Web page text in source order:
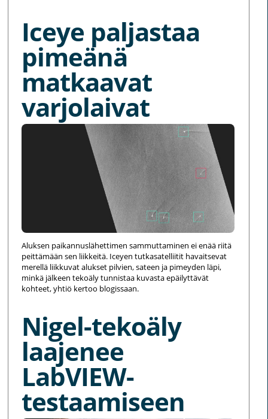
Iceye paljastaa
pimeänä
matkaavat
varjolaivat
Aluksen paikannuslähettimen sammuttaminen ei enää riitä
peittämään sen liikkeitä. Iceyen tutkasatelliitit havaitsevat
merellä liikkuvat alukset pilvien, sateen ja pimeyden läpi,
minkä jälkeen tekoäly tunnistaa kuvasta epäilyttävät
kohteet, yhtiö kertoo blogissaan.
Nigel-tekoäly
laajenee
LabVIEW-
testaamiseen